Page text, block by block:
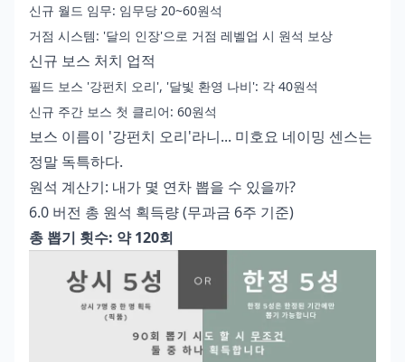
신규 월드 임무: 임무당 20~60원석
거점 시스템: '달의 인장'으로 거점 레벨업 시 원석 보상
신규 보스 처치 업적
필드 보스 '강펀치 오리', '달빛 환영 나비': 각 40원석
신규 주간 보스 첫 클리어: 60원석
보스 이름이 '강펀치 오리'라니... 미호요 네이밍 센스는
정말 독특하다.
원석 계산기: 내가 몇 연차 뽑을 수 있을까?
6.0 버전 총 원석 획득량 (무과금 6주 기준)
총 뽑기 횟수: 약 120회